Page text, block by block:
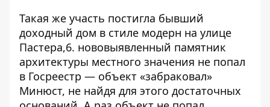
Такая же участь постигла бывший
доходный дом в стиле модерн на улице
Пастера,6. нововыявленный памятник
архитектуры местного значения не попал
в Госреестр — объект «забраковал»
Минюст, не найдя для этого достаточных